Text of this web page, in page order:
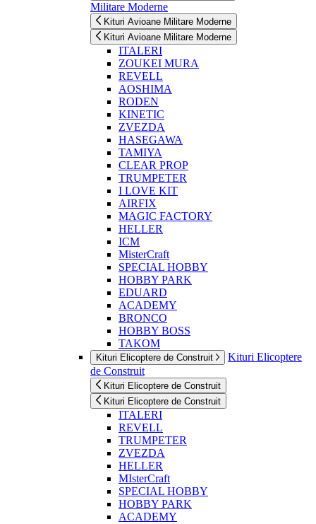
Militare Moderne
Kituri Avioane Militare Moderne
Kituri Avioane Militare Moderne
ITALERI
ZOUKEI MURA
REVELL
AOSHIMA
RODEN
KINETIC
ZVEZDA
HASEGAWA
TAMIYA
CLEAR PROP
TRUMPETER
I LOVE KIT
AIRFIX
MAGIC FACTORY
HELLER
ICM
MisterCraft
SPECIAL HOBBY
HOBBY PARK
EDUARD
ACADEMY
BRONCO
HOBBY BOSS
TAKOM
Kituri Elicoptere de Construit
Kituri Elicoptere
de Construit
Kituri Elicoptere de Construit
Kituri Elicoptere de Construit
ITALERI
REVELL
TRUMPETER
ZVEZDA
HELLER
MIsterCraft
SPECIAL HOBBY
HOBBY PARK
ACADEMY